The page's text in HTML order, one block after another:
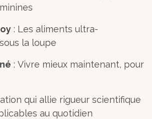
: Les aliments ultra-
la loupe
: Vivre mieux maintenant, pour
qui allie rigueur scientifique
au quotidien